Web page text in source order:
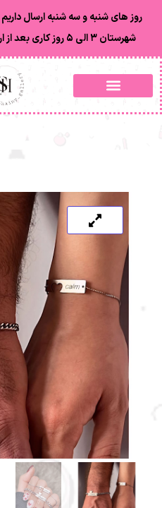
روز های شنبه و سه شنبه ارسال داریم
شهرستان ۳ الی ۵ روز کاری بعد از ارسال به دستتون خواهد رسید